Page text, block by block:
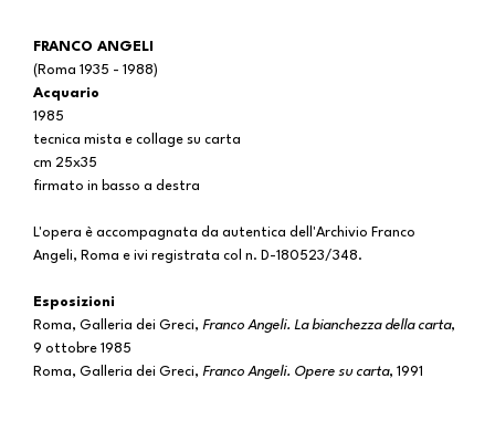
FRANCO ANGELI
(Roma 1935 - 1988)
Acquario
1985
tecnica mista e collage su carta
cm 25x35
firmato in basso a destra
L'opera è accompagnata da autentica dell'Archivio Franco
Angeli, Roma e ivi registrata col n. D-180523/348.
Esposizioni
Roma, Galleria dei Greci, Franco Angeli. La bianchezza della carta,
9 ottobre 1985
Roma, Galleria dei Greci, Franco Angeli. Opere su carta, 1991